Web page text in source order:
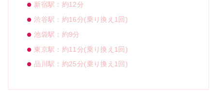
新宿駅：約12分
渋谷駅：約16分(乗り換え1回)
池袋駅：約9分
東京駅：約11分(乗り換え1回)
品川駅：約25分(乗り換え1回)